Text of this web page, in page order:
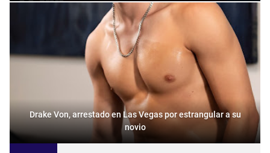
Drake Von, arrestado en Las Vegas por estrangular a su
novio